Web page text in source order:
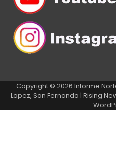
Copyright © 2026 Informe
Lopez, San Fernando | Rising